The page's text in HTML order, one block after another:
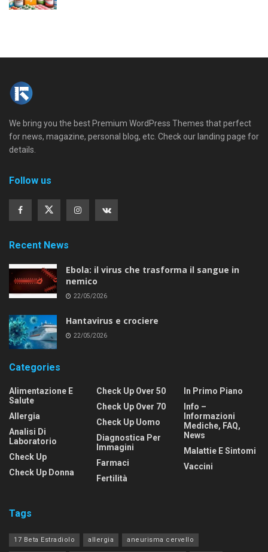
We bring you the best Premium WordPress Themes that perfect
for news, magazine, personal blog, etc. Check our landing page for
details.
Follow us
Recent News
Ebola: il virus che trasforma il sangue in
nemico
22/05/2026
Hantavirus e crociere
22/05/2026
Categories
Alimentazione E
Salute
Allergia
Analisi Di
Laboratorio
Check Up
Check Up Donna
Check Up Over 50
Check Up Over 70
Check Up Uomo
Diagnostica Per
Immagini
Farmaci
Fertilità
In Primo Piano
Info –
Informazioni
Mediche, FAQ,
News
Malattie E Sintomi
Vaccini
Tags
17 Beta Estradiolo allergia aneurisma cervello